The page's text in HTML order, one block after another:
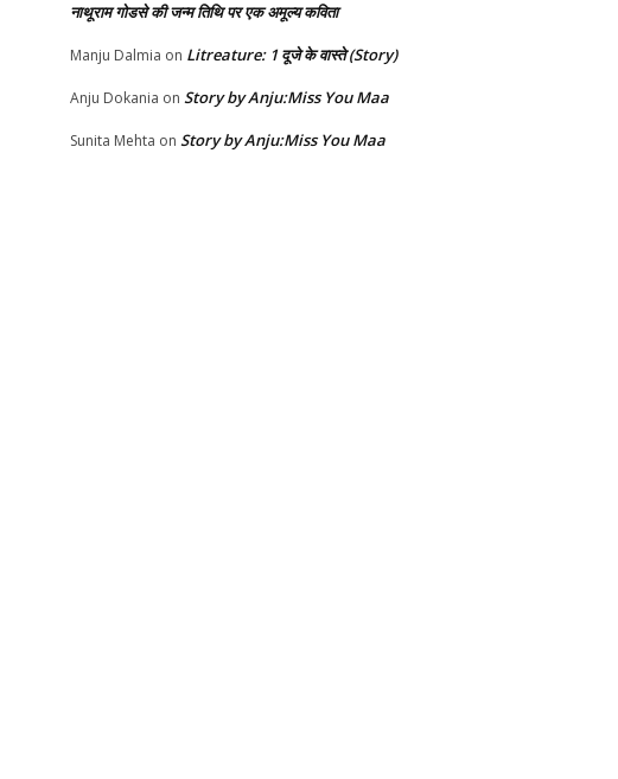
नाथूराम गोडसे की जन्म तिथि पर एक अमूल्य कविता
Manju Dalmia on Litreature: 1 दूजे के वास्ते (Story)
Anju Dokania on Story by Anju:Miss You Maa
Sunita Mehta on Story by Anju:Miss You Maa